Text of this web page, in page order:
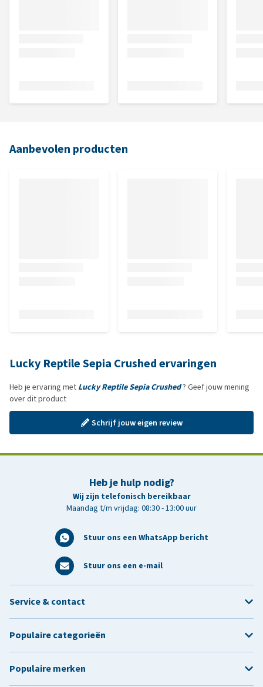
Aanbevolen producten
Lucky Reptile Sepia Crushed ervaringen
Heb je ervaring met Lucky Reptile Sepia Crushed? Geef jouw mening
over dit product
Schrijf jouw eigen review
Heb je hulp nodig?
Wij zijn telefonisch bereikbaar
Maandag t/m vrijdag: 08:30 - 13:00 uur
Stuur ons een WhatsApp bericht
Stuur ons een e-mail
Service & contact
Populaire categorieën
Populaire merken